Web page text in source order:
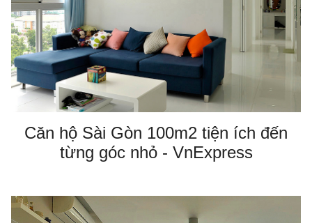
Căn hộ Sài Gòn 100m2 tiện ích đến
từng góc nhỏ - VnExpress